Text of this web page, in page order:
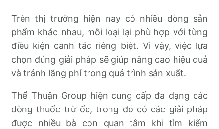
Trên thị trường hiện nay có nhiều dòng sản
phẩm khác nhau, mỗi loại lại phù hợp với từng
điều kiện canh tác riêng biệt. Vì vậy, việc lựa
chọn đúng giải pháp sẽ giúp nâng cao hiệu quả
và tránh lãng phí trong quá trình sản xuất.
Thể Thuận Group hiện cung cấp đa dạng các
dòng thuốc trừ ốc, trong đó có các giải pháp
được nhiều bà con quan tâm khi tìm kiếm